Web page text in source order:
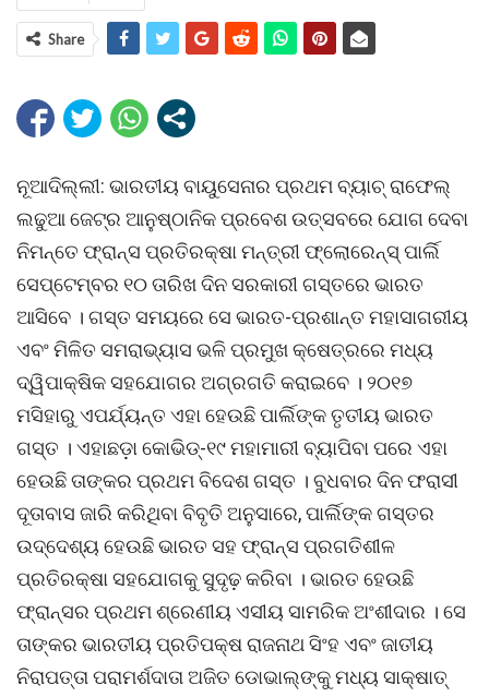
Share
ନୂଆଦିଲ୍ଲୀ: ଭାରତୀୟ ବାୟୁସେନାର ପ୍ରଥମ ବ୍ୟାଚ୍ ରାଫେଲ୍
ଲଢୁଆ ଜେଟ୍ର ଆନୁଷ୍ଠାନିକ ପ୍ରବେଶ ଉତ୍ସବରେ ଯୋଗ ଦେବା
ନିମନ୍ତେ ଫ୍ରାନ୍ସ ପ୍ରତିରକ୍ଷା ମନ୍ତ୍ରୀ ଫ୍ଲୋରେନ୍ସ୍ ପାର୍ଲି
ସେପ୍ଟେମ୍ବର ୧୦ ତାରିଖ ଦିନ ସରକାରୀ ଗସ୍ତରେ ଭାରତ
ଆସିବେ । ଗସ୍ତ ସମୟରେ ସେ ଭାରତ-ପ୍ରଶାନ୍ତ ମହାସାଗରୀୟ
ଏବଂ ମିଳିତ ସମରାଭ୍ୟାସ ଭଳି ପ୍ରମୁଖ କ୍ଷେତ୍ରରେ ମଧ୍ୟ
ଦ୍ୱିପାକ୍ଷିକ ସହଯୋଗର ଅଗ୍ରଗତି କରାଇବେ । ୨୦୧୭
ମସିହାରୁ ଏପର୍ଯ୍ୟନ୍ତ ଏହା ହେଉଛି ପାର୍ଲିଙ୍କ ତୃତୀୟ ଭାରତ
ଗସ୍ତ । ଏହାଛଡ଼ା କୋଭିଡ୍-୧୯ ମହାମାରୀ ବ୍ୟାପିବା ପରେ ଏହା
ହେଉଛି ତାଙ୍କର ପ୍ରଥମ ବିଦେଶ ଗସ୍ତ । ବୁଧବାର ଦିନ ଫରାସୀ
ଦୂତାବାସ ଜାରି କରିଥିବା ବିବୃତି ଅନୁସାରେ, ପାର୍ଲିଙ୍କ ଗସ୍ତର
ଉଦ୍ଦେଶ୍ୟ ହେଉଛି ଭାରତ ସହ ଫ୍ରାନ୍ସ ପ୍ରଗତିଶୀଳ
ପ୍ରତିରକ୍ଷା ସହଯୋଗକୁ ସୁଦୃଢ଼ କରିବା । ଭାରତ ହେଉଛି
ଫ୍ରାନ୍ସର ପ୍ରଥମ ଶ୍ରେଣୀୟ ଏସୀୟ ସାମରିକ ଅଂଶୀଦାର । ସେ
ତାଙ୍କର ଭାରତୀୟ ପ୍ରତିପକ୍ଷ ରାଜନାଥ ସିଂହ ଏବଂ ଜାତୀୟ
ନିରାପତ୍ତା ପରାମର୍ଶଦାତା ଅଜିତ ଡୋଭାଲ୍ଙ୍କୁ ମଧ୍ୟ ସାକ୍ଷାତ୍